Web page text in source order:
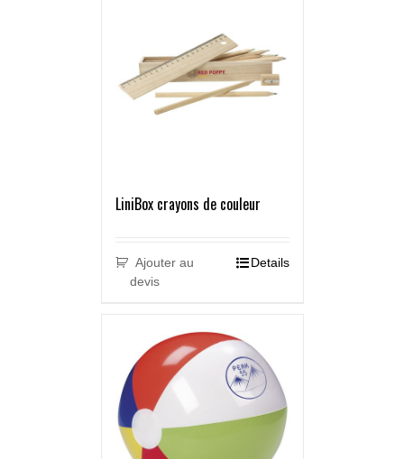
LiniBox crayons de couleur
Ajouter au
devis
Details